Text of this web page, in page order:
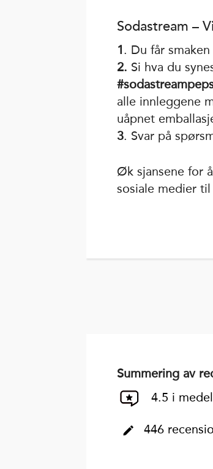
Sodastream –
1. Du får
2. Si hva du
alle innleggene
uåpnet
3. Svar på
Øk sjansene for
sosiale medier
Summering av
4.5 i
446